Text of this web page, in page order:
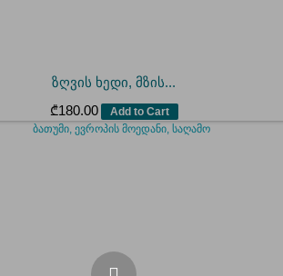
ზღვის ხედი, მზის...
₾180.00 Add to Cart